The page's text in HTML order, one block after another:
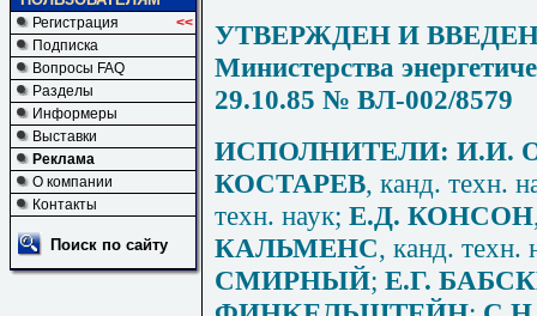
Регистрация
<<
Подписка
Вопросы FAQ
Разделы
Информеры
Выставки
Реклама
О компании
Контакты
Поиск по сайту
УТВЕРЖДЕН И ВВЕДЕН
Министерства
29.10.85 № BЛ-002/8579
ИСПОЛНИТЕЛИ: И.И.
КОСТАРЕВ, канд. техн.
техн. наук; Е.Д. КОНСОН
КАЛЬМЕНС, канд. техн.
СМИРНЫЙ; Е.Г.